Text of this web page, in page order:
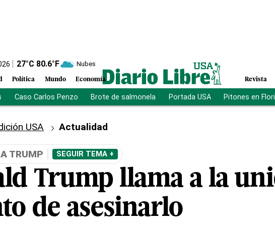
27°C 80.6°F Nubes
Política Mundo Economía Revista
Caso Carlos Penzo Brote de salmonela Portada USA Pitones en
USA Actualidad
TRUMP SEGUIR TEMA +
Trump llama a la
de asesinarlo